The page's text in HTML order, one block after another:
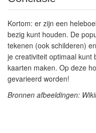
Kortom: er zijn een
bezig kunt houden. De
tekenen (ook schilderen)
je creativiteit optimaal kunt
kaarten maken. Op deze
gevarieerd worden!
Bronnen afbeeldingen: